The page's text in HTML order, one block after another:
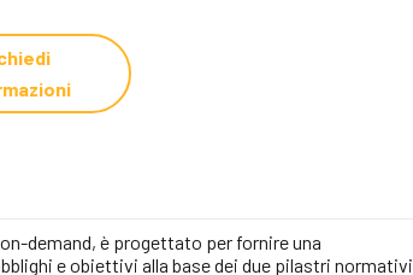
demand, è progettato per fornire una
e obiettivi alla base dei due pilastri normativi